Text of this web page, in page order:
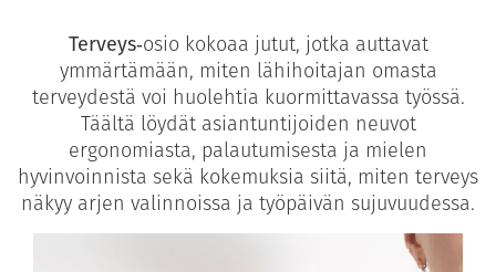
Terveys‑osio kokoaa jutut, jotka auttavat
ymmärtämään, miten lähihoitajan omasta
terveydestä voi huolehtia kuormittavassa työssä.
Täältä löydät asiantuntijoiden neuvot
ergonomiasta, palautumisesta ja mielen
hyvinvoinnista sekä kokemuksia siitä, miten terveys
näkyy arjen valinnoissa ja työpäivän sujuvuudessa.